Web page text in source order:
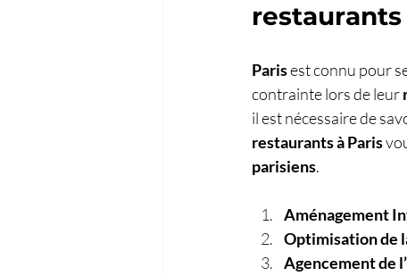
Paris est connu pour
contrainte lors de leur
il est nécessaire de
restaurants à Paris
parisiens.
Aménagement
Optimisation de
Agencement de